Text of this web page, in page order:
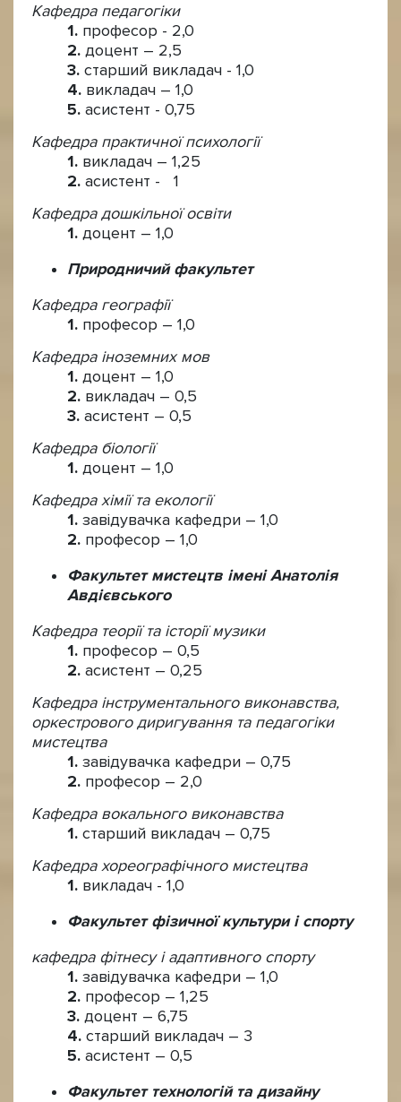
Кафедра педагогіки
професор - 2,0
доцент – 2,5
старший викладач - 1,0
викладач – 1,0
асистент - 0,75
Кафедра практичної психології
викладач – 1,25
асистент - 1
Кафедра дошкільної освіти
доцент – 1,0
Природничий факультет
Кафедра географії
професор – 1,0
Кафедра іноземних мов
доцент – 1,0
викладач – 0,5
асистент – 0,5
Кафедра біології
доцент – 1,0
Кафедра хімії та екології
завідувачка кафедри – 1,0
професор – 1,0
Факультет мистецтв імені Анатолія
Авдієвського
Кафедра теорії та історії музики
професор – 0,5
асистент – 0,25
Кафедра інструментального виконавства,
оркестрового диригування та педагогіки
мистецтва
завідувачка кафедри – 0,75
професор – 2,0
Кафедра вокального виконавства
старший викладач – 0,75
Кафедра хореографічного мистецтва
викладач - 1,0
Факультет фізичної культури і спорту
кафедра фітнесу і адаптивного спорту
завідувачка кафедри – 1,0
професор – 1,25
доцент – 6,75
старший викладач – 3
асистент – 0,5
Факультет технологій та дизайну